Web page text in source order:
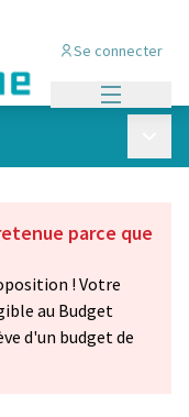
Se connecter
parce que
! Votre
au Budget
d'un budget de